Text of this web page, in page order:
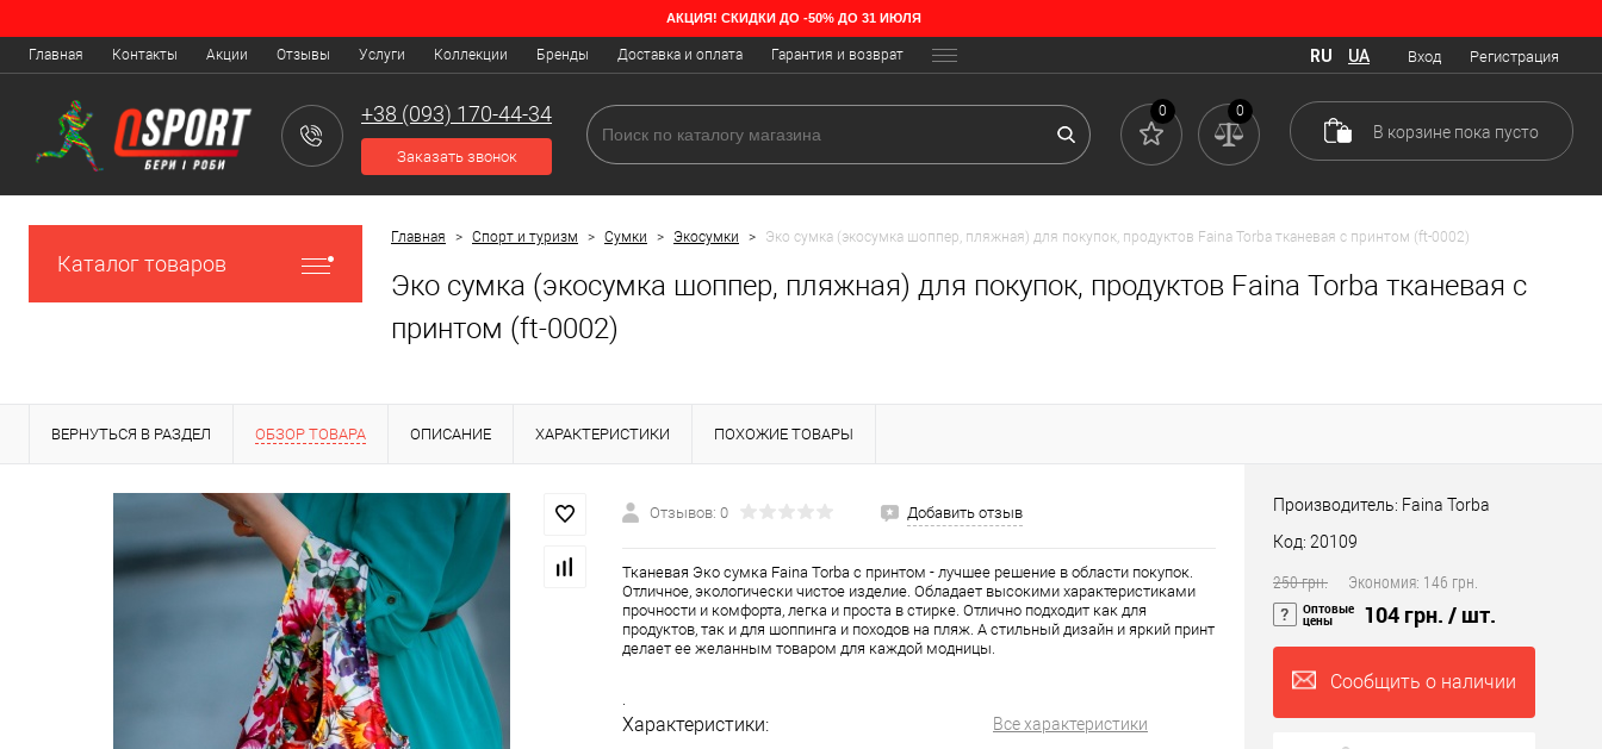
АКЦИЯ! СКИДКИ ДО -50% ДО 31 ИЮЛЯ
Главная Контакты Акции Отзывы Услуги Коллекции Бренды Доставка и оплата Гарантия и возврат Вход Регистрация
RU UA
+38 (093) 170-44-34
Заказать звонок
0 0
В корзине пока пусто
Каталог товаров
Главная > Спорт и туризм > Сумки > Экосумки > Эко сумка (экосумка шоппер, пляжная) для покупок, продуктов Faina Torba тканевая с принтом (ft-0002)
Эко сумка (экосумка шоппер, пляжная) для покупок, продуктов Faina Torba тканевая с
принтом (ft-0002)
ВЕРНУТЬСЯ В РАЗДЕЛ ОБЗОР ТОВАРА ОПИСАНИЕ ХАРАКТЕРИСТИКИ ПОХОЖИЕ ТОВАРЫ
Отзывов: 0 Добавить отзыв
Тканевая Эко сумка Faina Torba с принтом - лучшее решение в области покупок.
Отличное, экологически чистое изделие. Обладает высокими характеристиками
прочности и комфорта, легка и проста в стирке. Отлично подходит как для
продуктов, так и для шоппинга и походов на пляж. А стильный дизайн и яркий принт
делает ее желанным товаром для каждой модницы.
Характеристики: Все характеристики
Производитель: Faina Torba
Код: 20109
250 грн. Экономия: 146 грн.
Оптовые
цены 104 грн. / шт.
Сообщить о наличии